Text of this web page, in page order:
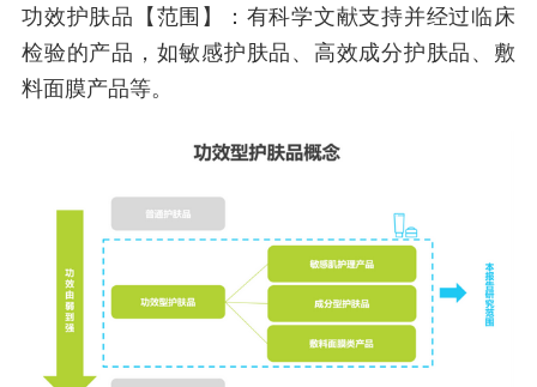
功效护肤品【范围】：有科学文献支持并经过临床
检验的产品，如敏感护肤品、高效成分护肤品、敷
料面膜产品等。